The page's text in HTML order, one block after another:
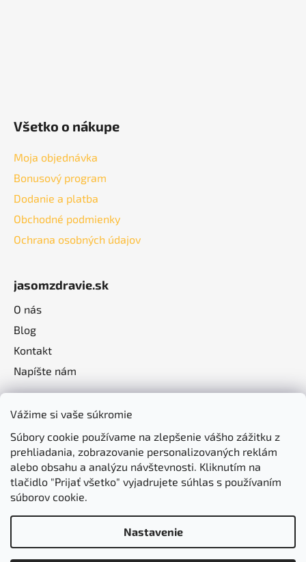
Vážime si vaše súkromie
Súbory cookie používame na zlepšenie vášho zážitku z
prehliadania, zobrazovanie personalizovaných reklám
alebo obsahu a analýzu návštevnosti. Kliknutím na
tlačidlo "Prijať všetko" vyjadrujete súhlas s používaním
súborov cookie.
Nastavenie
Všetko o nákupe
Moja objednávka
Bonusový program
Dodanie a platba
Obchodné podmienky
Ochrana osobných údajov
jasomzdravie.sk
O nás
Blog
Kontakt
Napíšte nám